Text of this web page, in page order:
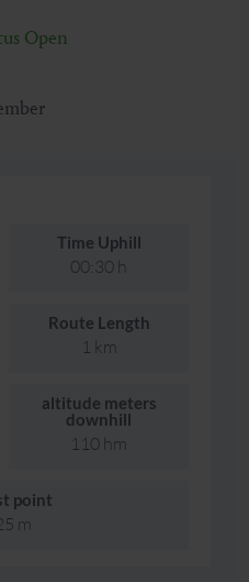
Open
Time Uphill
00:30 h
Route Length
1 km
altitude meters
downhill
110 hm
point
m